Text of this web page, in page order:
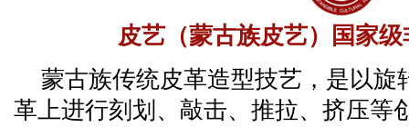
皮艺（蒙古族皮艺）国家
蒙古族传统皮革造型技艺，是以旋
革上进行刻划、敲击、推拉、挤压等